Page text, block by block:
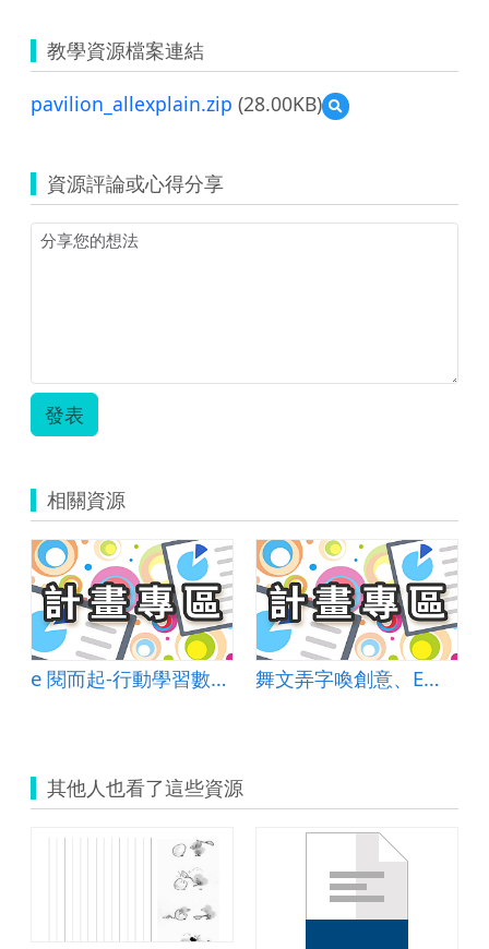
教學資源檔案連結
pavilion_allexplain.zip (28.00KB)
預
覽
資源評論或心得分享
發表
相關資源
e 閱而起-行動學習數位共同體 舞文弄字喚創意、E情達意戀語文
其他人也看了這些資源